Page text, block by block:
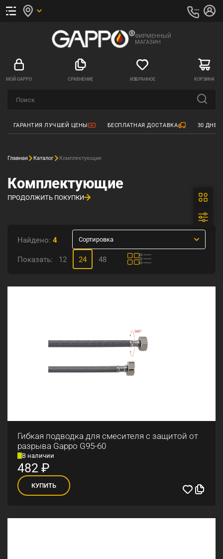
ФИРМЕННЫЙ
МАГАЗИН
МОЙ GAPPO СРАВНЕНИЕ ИЗБРАННОЕ КОРЗИНА
ГАРАНТИЯ ЛУЧШЕЙ ЦЕНЫ БЕСПЛАТНАЯ ДОСТАВКА 30
Главная Каталог Комплектующие
Комплектующие
ПРОДОЛЖИТЬ ПОКУПКИ
Найдено: 4 Сортировка
Показать: 12 24 48
Гибкая подводка для смесителя с защитой от
разрыва Gappo G95-60
В наличии
482₽
КУПИТЬ